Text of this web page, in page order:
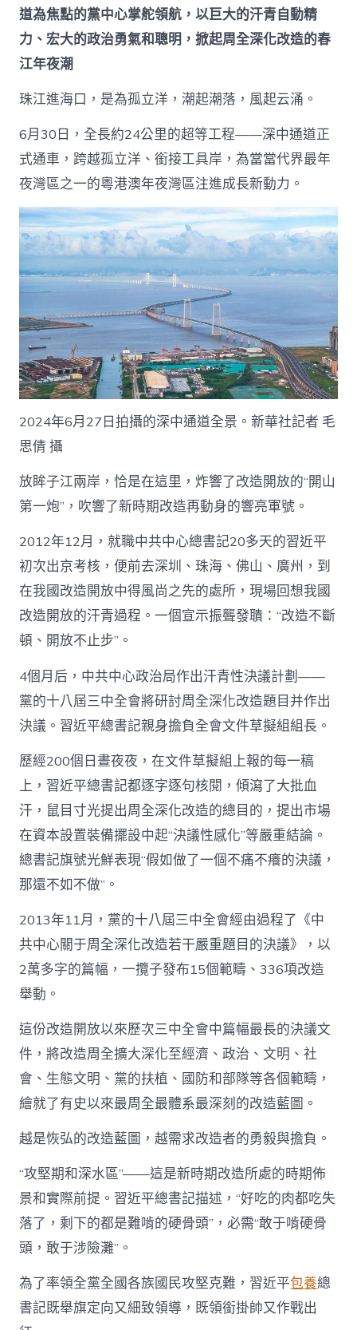
道為焦點的黨中心掌舵領航，以巨大的汗青自動精
力、宏大的政治勇氣和聰明，掀起周全深化改造的春
江年夜潮
珠江進海口，是為孤立洋，潮起潮落，風起云涌。
6月30日，全長約24公里的超等工程——深中通道正
式通車，跨越孤立洋、銜接工具岸，為當當代界最年
夜灣區之一的粵港澳年夜灣區注進成長新動力。
2024年6月27日拍攝的深中通道全景。新華社記者 毛
思倩 攝
放眸子江兩岸，恰是在這里，炸響了改造開放的“開山
第一炮”，吹響了新時期改造再動身的響亮軍號。
2012年12月，就職中共中心總書記20多天的習近平
初次出京考核，便前去深圳、珠海、佛山、廣州，到
在我國改造開放中得風尚之先的處所，現場回想我國
改造開放的汗青過程。一個宣示振聾發聵：“改造不斷
頓、開放不止步”。
4個月后，中共中心政治局作出汗青性決議計劃——
黨的十八屆三中全會將研討周全深化改造題目并作出
決議。習近平總書記親身擔負全會文件草擬組組長。
歷經200個日晝夜夜，在文件草擬組上報的每一稿
上，習近平總書記都逐字逐句核閱，傾瀉了大批血
汗，鼠目寸光提出周全深化改造的總目的，提出市場
在資本設置裝備擺設中起“決議性感化”等嚴重結論。
總書記旗號光鮮表現“假如做了一個不痛不癢的決議，
那還不如不做”。
2013年11月，黨的十八屆三中全會經由過程了《中
共中心關于周全深化改造若干嚴重題目的決議》，以
2萬多字的篇幅，一攬子發布15個範疇、336項改造
舉動。
這份改造開放以來歷次三中全會中篇幅最長的決議文
件，將改造周全擴大深化至經濟、政治、文明、社
會、生態文明、黨的扶植、國防和部隊等各個範疇，
繪就了有史以來最周全最體系最深刻的改造藍圖。
越是恢弘的改造藍圖，越需求改造者的勇毅與擔負。
“攻堅期和深水區”——這是新時期改造所處的時期佈
景和實際前提。習近平總書記描述，“好吃的肉都吃失
落了，剩下的都是難啃的硬骨頭”，必需“敢于啃硬骨
頭，敢于涉險灘”。
為了率領全黨全國各族國民攻堅克難，習近平包養總
書記既舉旗定向又細致領導，既領銜掛帥又作戰出